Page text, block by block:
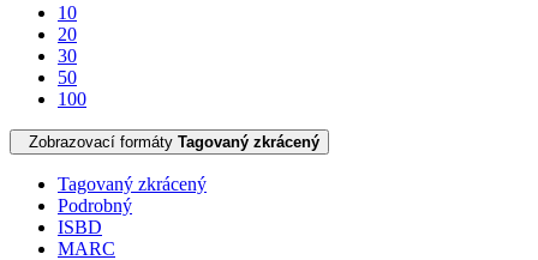
10
20
30
50
100
Zobrazovací formáty Tagovaný zkrácený
Tagovaný zkrácený
Podrobný
ISBD
MARC